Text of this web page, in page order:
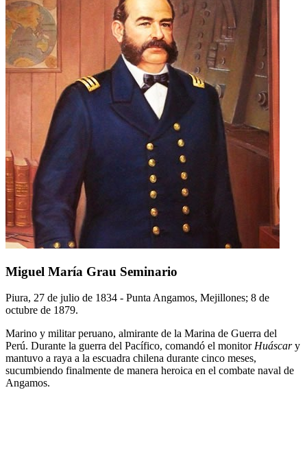
Miguel María Grau Seminario
Piura, 27 de julio de 1834 - Punta Angamos, Mejillones; 8 de
octubre de 1879.
Marino y militar peruano, almirante de la Marina de Guerra del
Perú. Durante la guerra del Pacífico, comandó el monitor Huáscary
mantuvo a raya a la escuadra chilena durante cinco meses,
sucumbiendo finalmente de manera heroica en el combate naval de
Angamos.